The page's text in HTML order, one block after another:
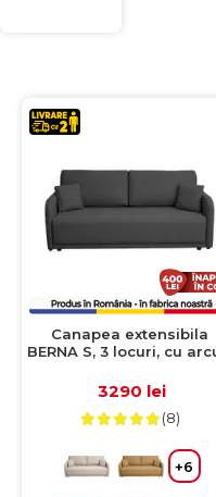
Canapea extensibila
BERNA S, 3 locuri, cu
inchis, 210x110x90 cm
3290 lei
(8)
+6